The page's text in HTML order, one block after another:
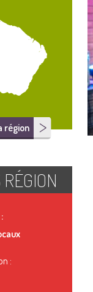
région
: